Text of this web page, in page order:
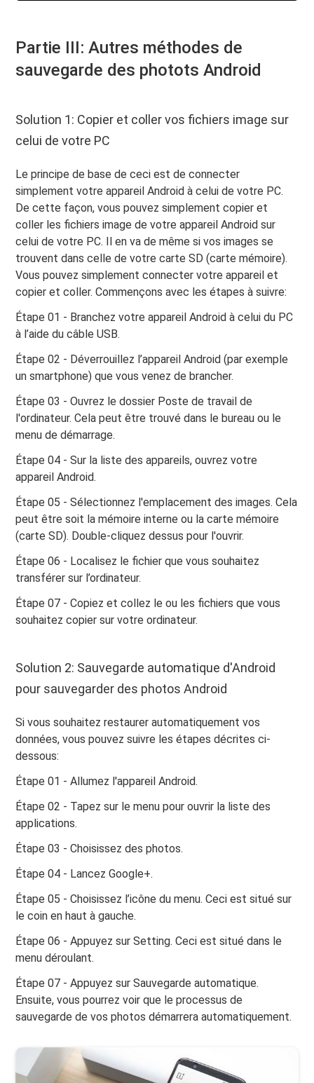
Partie III: Autres méthodes de
sauvegarde des photots Android
Solution 1: Copier et coller vos fichiers image sur
celui de votre PC
Le principe de base de ceci est de connecter
simplement votre appareil Android à celui de votre PC.
De cette façon, vous pouvez simplement copier et
coller les fichiers image de votre appareil Android sur
celui de votre PC. Il en va de même si vos images se
trouvent dans celle de votre carte SD (carte mémoire).
Vous pouvez simplement connecter votre appareil et
copier et coller. Commençons avec les étapes à suivre:
Étape 01 - Branchez votre appareil Android à celui du PC
à l’aide du câble USB.
Étape 02 - Déverrouillez l’appareil Android (par exemple
un smartphone) que vous venez de brancher.
Étape 03 - Ouvrez le dossier Poste de travail de
l'ordinateur. Cela peut être trouvé dans le bureau ou le
menu de démarrage.
Étape 04 - Sur la liste des appareils, ouvrez votre
appareil Android.
Étape 05 - Sélectionnez l'emplacement des images. Cela
peut être soit la mémoire interne ou la carte mémoire
(carte SD). Double-cliquez dessus pour l'ouvrir.
Étape 06 - Localisez le fichier que vous souhaitez
transférer sur l’ordinateur.
Étape 07 - Copiez et collez le ou les fichiers que vous
souhaitez copier sur votre ordinateur.
Solution 2: Sauvegarde automatique d'Android
pour sauvegarder des photos Android
Si vous souhaitez restaurer automatiquement vos
données, vous pouvez suivre les étapes décrites ci-
dessous:
Étape 01 - Allumez l'appareil Android.
Étape 02 - Tapez sur le menu pour ouvrir la liste des
applications.
Étape 03 - Choisissez des photos.
Étape 04 - Lancez Google+.
Étape 05 - Choisissez l’icône du menu. Ceci est situé sur
le coin en haut à gauche.
Étape 06 - Appuyez sur Setting. Ceci est situé dans le
menu déroulant.
Étape 07 - Appuyez sur Sauvegarde automatique.
Ensuite, vous pourrez voir que le processus de
sauvegarde de vos photos démarrera automatiquement.